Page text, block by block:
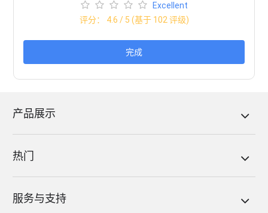
Excellent
评分： 4.6 / 5 (基于 102评级)
完成
产品展示
热门
服务与支持